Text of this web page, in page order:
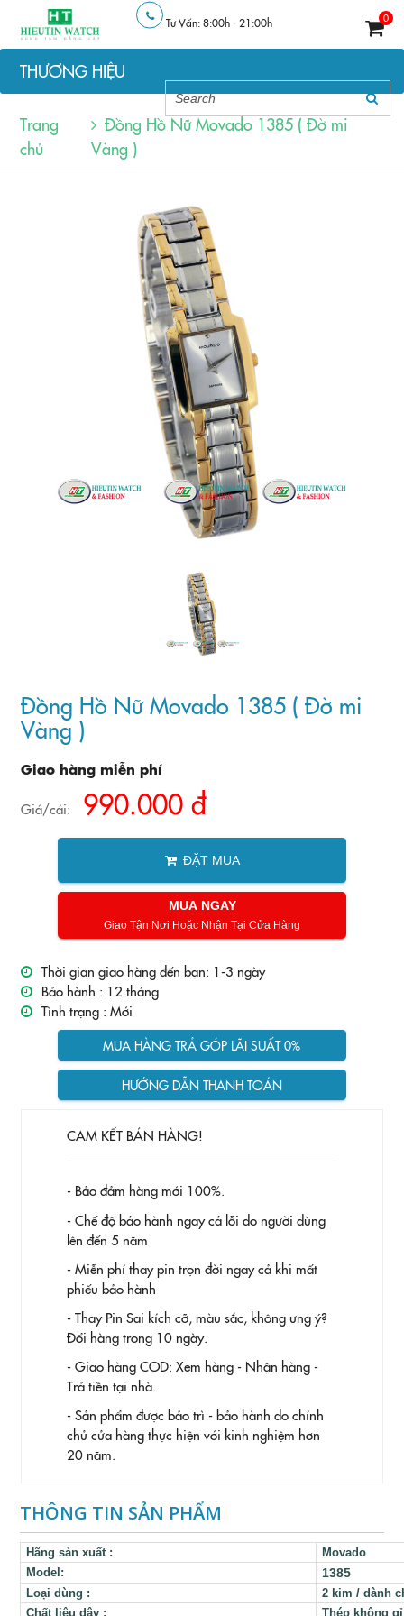
Tư Vấn: 8:00h - 21:00h 0
THƯƠNG HIỆU
Trang
chủ
Đồng Hồ Nữ Movado 1385 ( Đờ mi
Vàng )
Đồng Hồ Nữ Movado 1385 ( Đờ mi
Vàng )
Giao hàng miễn phí
Giá/cái: 990.000 đ
ĐẶT MUA
MUA NGAY
Giao Tận Nơi Hoặc Nhận Tại Cửa Hàng
Thời gian giao hàng đến bạn: 1-3 ngày
Bảo hành : 12 tháng
Tình trạng : Mới
MUA HÀNG TRẢ GÓP LÃI SUẤT 0%
HƯỚNG DẪN THANH TOÁN
CAM KẾT BÁN HÀNG!
- Bảo đảm hàng mới 100%.
- Chế độ bảo hành ngay cả lỗi do người dùng
lên đến 5 năm
- Miễn phí thay pin trọn đời ngay cả khi mất
phiếu bảo hành
- Thay Pin Sai kích cỡ, màu sắc, không ưng ý?
Đổi hàng trong 10 ngày.
- Giao hàng COD: Xem hàng - Nhận hàng -
Trả tiền tại nhà.
- Sản phẩm được bảo trì - bảo hành do chính
chủ cửa hàng thực hiện với kinh nghiệm hơn
20 năm.
THÔNG TIN SẢN PHẨM
Hãng sản xuất :
Movado
Model:
1385
Loại dùng :
2 kim / dành
Chất liệu dây : Thép không